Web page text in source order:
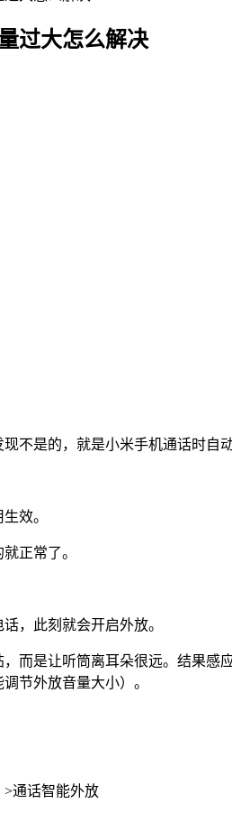
过大怎么解决
不是的，就是小米手机通话时自
效。
正常了。
，此刻就会开启外放。
而是让听筒离耳朵很远。结果
节外放音量大小）。
通话智能外放